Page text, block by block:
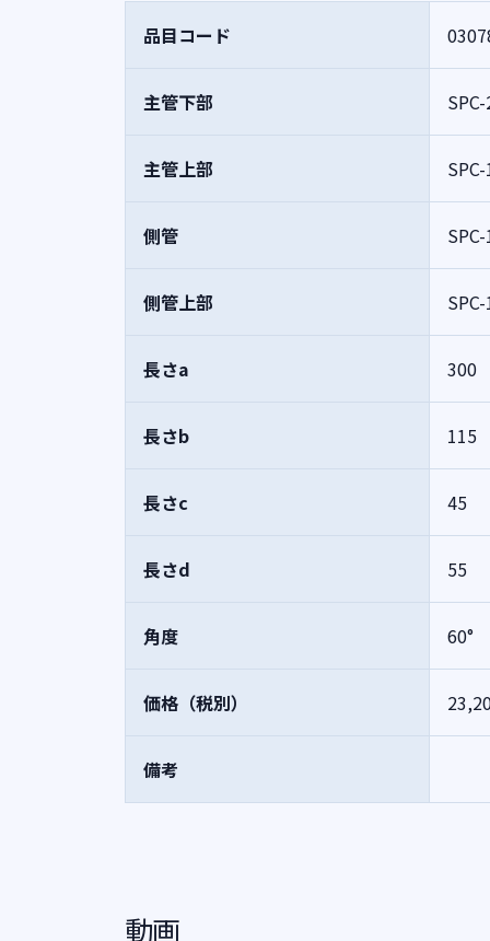
品目コード
主管下部
主管上部
側管
側管上部
長さa 300
長さb 115
長さc 45
長さd 55
角度 60°
価格（税別）
備考
動画